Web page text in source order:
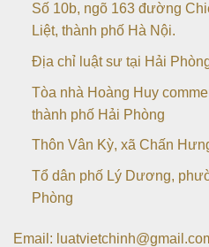
Số 10b, ngõ 163 đường
Liệt, thành phố Hà Nội.
Địa chỉ luật sư tại Hải
Tòa nhà Hoàng Huy
thành phố Hải Phòng
Thôn Vân Kỳ, xã Chấn
Tổ dân phố Lý Dương,
Phòng
Email: